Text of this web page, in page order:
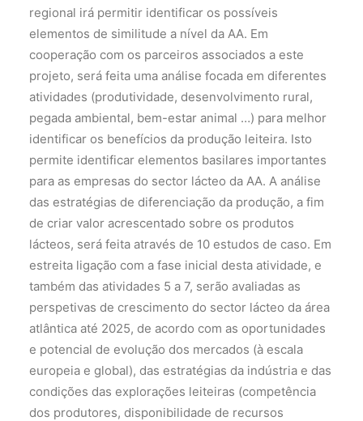
regional irá permitir identificar os possíveis
elementos de similitude a nível da AA. Em
cooperação com os parceiros associados a este
projeto, será feita uma análise focada em diferentes
atividades (produtividade, desenvolvimento rural,
pegada ambiental, bem-estar animal …) para melhor
identificar os benefícios da produção leiteira. Isto
permite identificar elementos basilares importantes
para as empresas do sector lácteo da AA. A análise
das estratégias de diferenciação da produção, a fim
de criar valor acrescentado sobre os produtos
lácteos, será feita através de 10 estudos de caso. Em
estreita ligação com a fase inicial desta atividade, e
também das atividades 5 a 7, serão avaliadas as
perspetivas de crescimento do sector lácteo da área
atlântica até 2025, de acordo com as oportunidades
e potencial de evolução dos mercados (à escala
europeia e global), das estratégias da indústria e das
condições das explorações leiteiras (competência
dos produtores, disponibilidade de recursos